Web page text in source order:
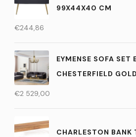
99X44X40 CM
€244,86
EYMENSE SOFA
CHESTERFIELD GOLD
€2 529,00
CHARLESTON BANK